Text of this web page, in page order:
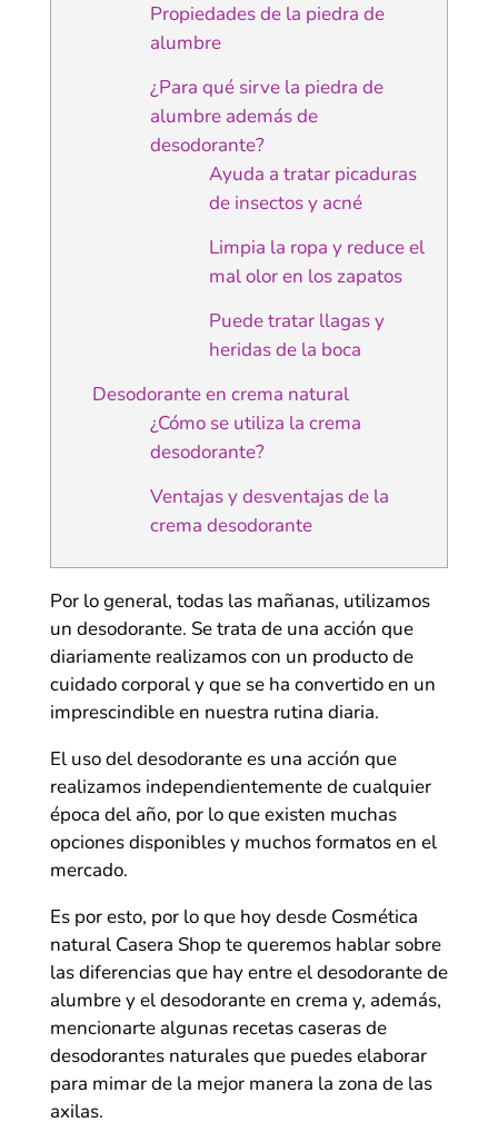
Propiedades de la piedra de
alumbre
¿Para qué sirve la piedra de
alumbre además de
desodorante?
Ayuda a tratar picaduras
de insectos y acné
Limpia la ropa y reduce el
mal olor en los zapatos
Puede tratar llagas y
heridas de la boca
Desodorante en crema natural
¿Cómo se utiliza la crema
desodorante?
Ventajas y desventajas de la
crema desodorante
Por lo general, todas las mañanas, utilizamos
un desodorante. Se trata de una acción que
diariamente realizamos con un producto de
cuidado corporal y que se ha convertido en un
imprescindible en nuestra rutina diaria.
El uso del desodorante es una acción que
realizamos independientemente de cualquier
época del año, por lo que existen muchas
opciones disponibles y muchos formatos en el
mercado.
Es por esto, por lo que hoy desde Cosmética
natural Casera Shop te queremos hablar sobre
las diferencias que hay entre el desodorante de
alumbre y el desodorante en crema y, además,
mencionarte algunas recetas caseras de
desodorantes naturales que puedes elaborar
para mimar de la mejor manera la zona de las
axilas.